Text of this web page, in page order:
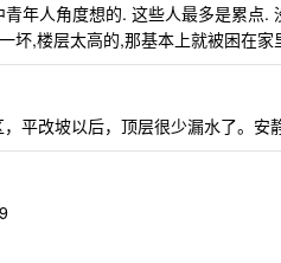
年人角度想的. 这些人最多是累点.
坏,楼层太高的,那基本上就被困在
，平改坡以后，顶层很少漏水了。安